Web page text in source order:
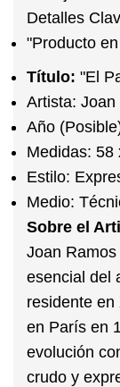
Detalles
"Producto
Título: "El
Artista: Joan
Año
Medidas: 58
Estilo:
Medio:
Sobre el
Joan
esencial del
residente en
en París en
evolución
crudo y